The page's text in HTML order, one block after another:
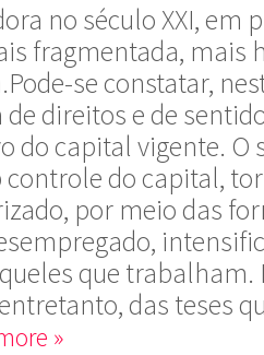
no século XXI, em
fragmentada, mais
se constatar,
direitos e de
do capital vigente. O
do capital,
por meio das
que trabalham.
das teses
»